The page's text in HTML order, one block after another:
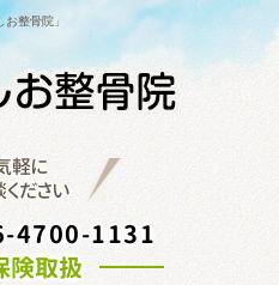
整骨院」
軽に
ださい
4700-1131
険取扱